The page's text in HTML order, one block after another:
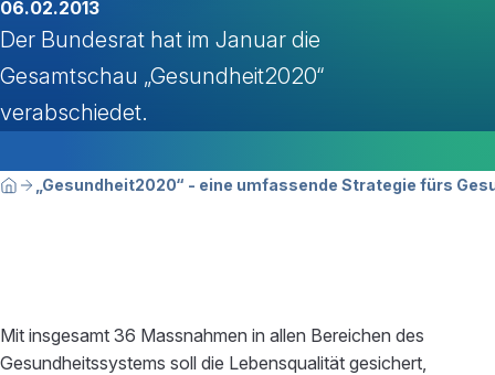
06.02.2013
Der Bundesrat hat im Januar die
Gesamtschau „Gesundheit2020“
verabschiedet.
Breadcrumbnavigation
Sie befinden sich hier:
Home„Gesundheit2020“ - eine umfassende Strategie fürs
Mit insgesamt 36 Massnahmen in allen Bereichen des
Gesundheitssystems soll die Lebensqualität gesichert,